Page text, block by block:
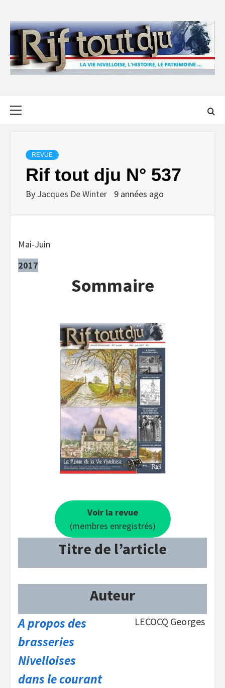
content
REVUE
Rif tout dju N° 537
By Jacques De Winter 9 années ago
Mai-Juin
2017
Sommaire
Voir la revue
(membres enregistrés)
Titre de l’article
Auteur
A propos des
brasseries
Nivelloises
dans le courant
LECOCQ Georges